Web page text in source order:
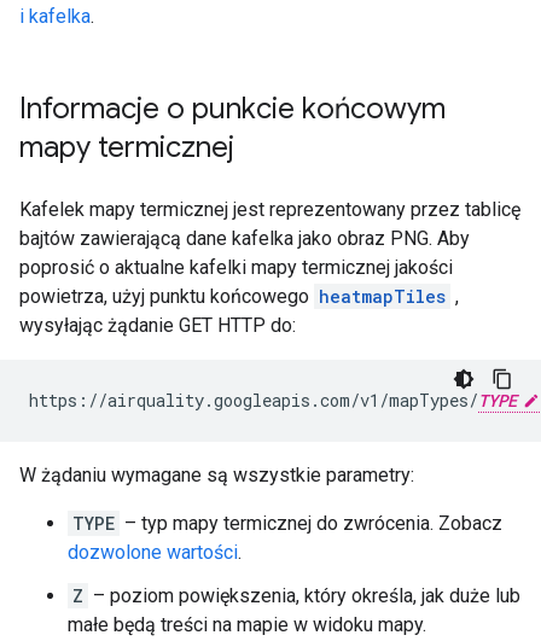
i kafelka.
Informacje o punkcie końcowym
mapy termicznej
Kafelek mapy termicznej jest reprezentowany przez tablicę
bajtów zawierającą dane kafelka jako obraz PNG. Aby
poprosić o aktualne kafelki mapy termicznej jakości
powietrza, użyj punktu końcowego heatmapTiles ,
wysyłając żądanie GET HTTP do:
https://airquality.googleapis.com/v1/mapTypes/TYPE
W żądaniu wymagane są wszystkie parametry:
TYPE – typ mapy termicznej do zwrócenia. Zobacz
dozwolone wartości.
Z – poziom powiększenia, który określa, jak duże lub
małe będą treści na mapie w widoku mapy.